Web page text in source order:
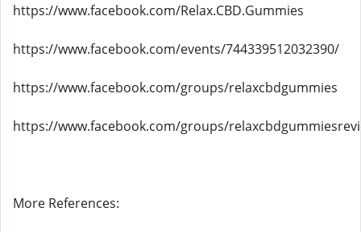
https://www.facebook.com/Relax.CBD.Gummies
https://www.facebook.com/events/744339512032390/
https://www.facebook.com/groups/relaxcbdgummies
https://www.facebook.com/groups/
More References: